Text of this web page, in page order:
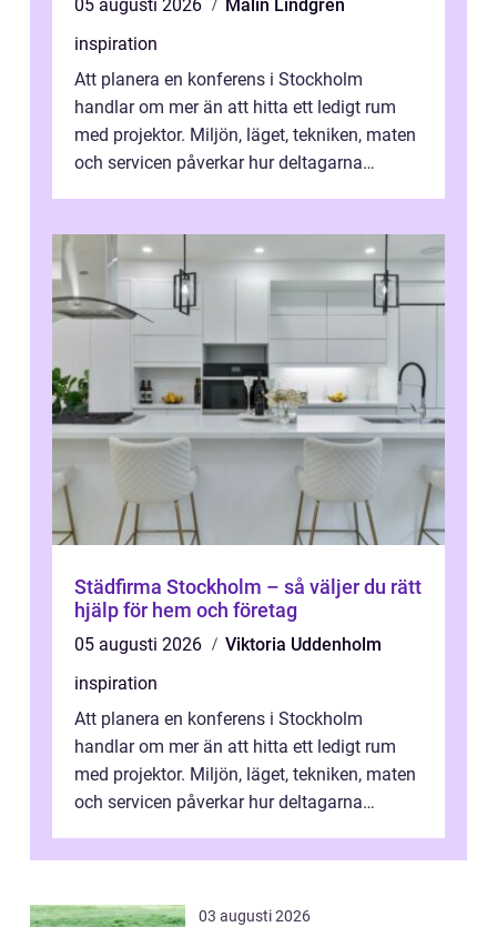
05 augusti 2026
Malin Lindgren
inspiration
Att planera en konferens i Stockholm
handlar om mer än att hitta ett ledigt rum
med projektor. Miljön, läget, tekniken, maten
och servicen påverkar hur deltagarna
Städfirma Stockholm – så väljer du rätt
hjälp för hem och företag
05 augusti 2026
Viktoria Uddenholm
inspiration
Att planera en konferens i Stockholm
handlar om mer än att hitta ett ledigt rum
med projektor. Miljön, läget, tekniken, maten
och servicen påverkar hur deltagarna
03 augusti 2026